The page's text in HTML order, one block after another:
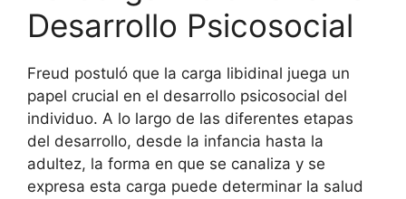
Desarrollo Psicosocial
Freud postuló que la carga libidinal juega un
papel crucial en el desarrollo psicosocial del
individuo. A lo largo de las diferentes etapas
del desarrollo, desde la infancia hasta la
adultez, la forma en que se canaliza y se
expresa esta carga puede determinar la salud